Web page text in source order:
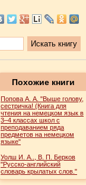
Похожие книги
Попова А. А. "Выше голову,
сестричка! (Книга для
чтения на немецком язык в
3–4 классах школ с
преподаванием ряда
предметов на немецком
языке"
Уолш И. А.., В. П. Берков
"Русско-английский
словарь крылатых слов."